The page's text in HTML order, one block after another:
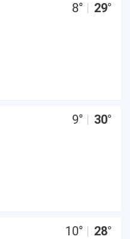
8° | 29°
9° | 30°
10° | 28°